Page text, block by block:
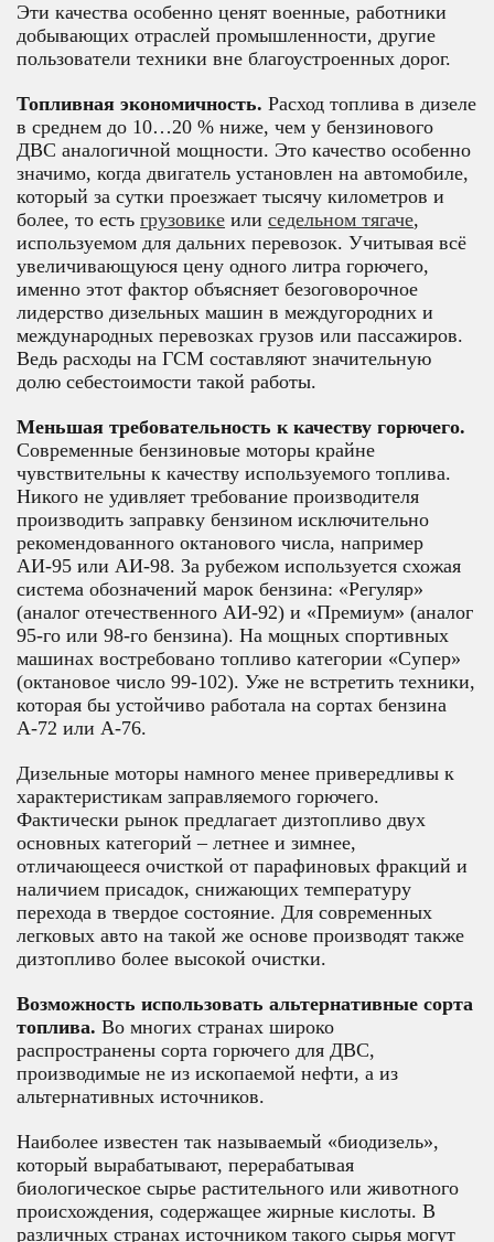
Эти качества особенно ценят военные, работники
добывающих отраслей промышленности, другие
пользователи техники вне благоустроенных дорог.
Топливная экономичность. Расход топлива в дизеле
в среднем до 10…20 % ниже, чем у бензинового
ДВС аналогичной мощности. Это качество особенно
значимо, когда двигатель установлен на автомобиле,
который за сутки проезжает тысячу километров и
более, то есть грузовике или седельном тягаче,
используемом для дальних перевозок. Учитывая всё
увеличивающуюся цену одного литра горючего,
именно этот фактор объясняет безоговорочное
лидерство дизельных машин в междугородних и
международных перевозках грузов или пассажиров.
Ведь расходы на ГСМ составляют значительную
долю себестоимости такой работы.
Меньшая требовательность к качеству горючего.
Современные бензиновые моторы крайне
чувствительны к качеству используемого топлива.
Никого не удивляет требование производителя
производить заправку бензином исключительно
рекомендованного октанового числа, например
АИ-95 или АИ-98. За рубежом используется схожая
система обозначений марок бензина: «Регуляр»
(аналог отечественного АИ-92) и «Премиум» (аналог
95-го или 98-го бензина). На мощных спортивных
машинах востребовано топливо категории «Супер»
(октановое число 99-102). Уже не встретить техники,
которая бы устойчиво работала на сортах бензина
А-72 или А-76.
Дизельные моторы намного менее привередливы к
характеристикам заправляемого горючего.
Фактически рынок предлагает дизтопливо двух
основных категорий – летнее и зимнее,
отличающееся очисткой от парафиновых фракций и
наличием присадок, снижающих температуру
перехода в твердое состояние. Для современных
легковых авто на такой же основе производят также
дизтопливо более высокой очистки.
Возможность использовать альтернативные сорта
топлива. Во многих странах широко
распространены сорта горючего для ДВС,
производимые не из ископаемой нефти, а из
альтернативных источников.
Наиболее известен так называемый «биодизель»,
который вырабатывают, перерабатывая
биологическое сырье растительного или животного
происхождения, содержащее жирные кислоты. В
различных странах источником такого сырья могут